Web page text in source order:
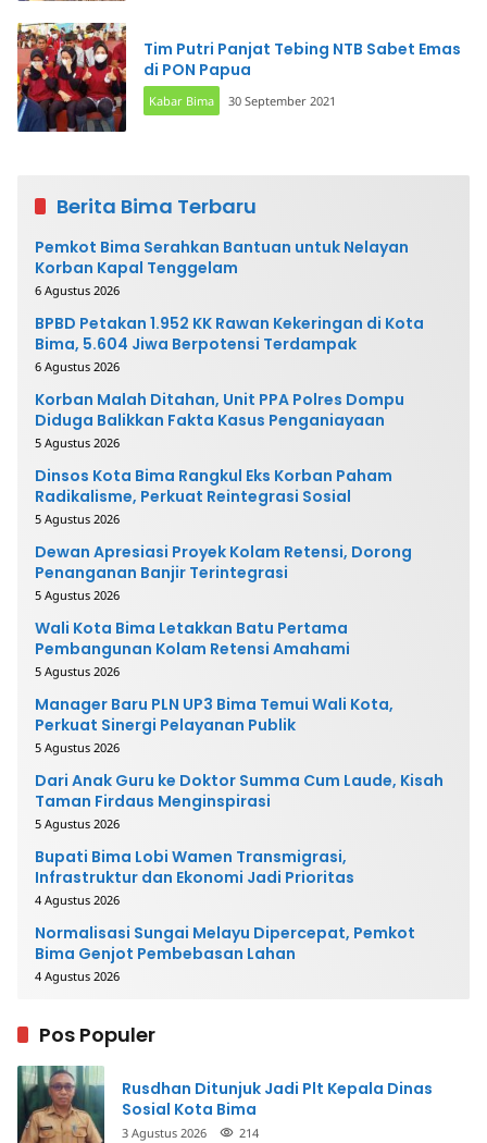
Tim Putri Panjat Tebing NTB Sabet Emas
di PON Papua
Kabar Bima 30 September 2021
Berita Bima Terbaru
Pemkot Bima Serahkan Bantuan untuk Nelayan
Korban Kapal Tenggelam
6 Agustus 2026
BPBD Petakan 1.952 KK Rawan Kekeringan di Kota
Bima, 5.604 Jiwa Berpotensi Terdampak
6 Agustus 2026
Korban Malah Ditahan, Unit PPA Polres Dompu
Diduga Balikkan Fakta Kasus Penganiayaan
5 Agustus 2026
Dinsos Kota Bima Rangkul Eks Korban Paham
Radikalisme, Perkuat Reintegrasi Sosial
5 Agustus 2026
Dewan Apresiasi Proyek Kolam Retensi, Dorong
Penanganan Banjir Terintegrasi
5 Agustus 2026
Wali Kota Bima Letakkan Batu Pertama
Pembangunan Kolam Retensi Amahami
5 Agustus 2026
Manager Baru PLN UP3 Bima Temui Wali Kota,
Perkuat Sinergi Pelayanan Publik
5 Agustus 2026
Dari Anak Guru ke Doktor Summa Cum Laude, Kisah
Taman Firdaus Menginspirasi
5 Agustus 2026
Bupati Bima Lobi Wamen Transmigrasi,
Infrastruktur dan Ekonomi Jadi Prioritas
4 Agustus 2026
Normalisasi Sungai Melayu Dipercepat, Pemkot
Bima Genjot Pembebasan Lahan
4 Agustus 2026
Pos Populer
Rusdhan Ditunjuk Jadi Plt Kepala Dinas
Sosial Kota Bima
3 Agustus 2026 214